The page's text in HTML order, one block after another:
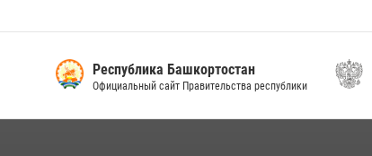
Республика Башкортостан
Официальный сайт Правительства республики